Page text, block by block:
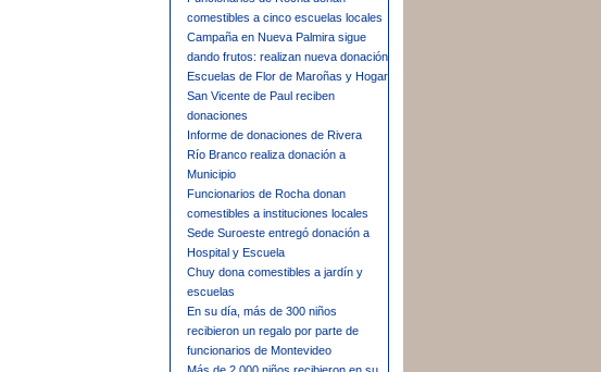
comestibles a cinco escuelas locales
Campaña en Nueva Palmira sigue
dando frutos: realizan nueva donación
Escuelas de Flor de Maroñas y Hogar
San Vicente de Paul reciben
donaciones
Informe de donaciones de Rivera
Río Branco realiza donación a
Municipio
Funcionarios de Rocha donan
comestibles a instituciones locales
Sede Suroeste entregó donación a
Hospital y Escuela
Chuy dona comestibles a jardín y
escuelas
En su día, más de 300 niños
recibieron un regalo por parte de
funcionarios de Montevideo